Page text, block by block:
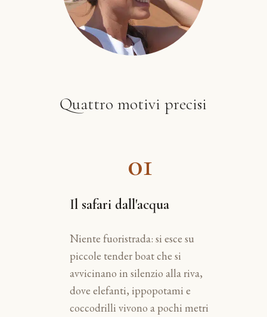
Quattro motivi precisi
01
Il safari dall'acqua
Niente fuoristrada: si esce su
piccole tender boat che si
avvicinano in silenzio alla riva,
dove elefanti, ippopotami e
coccodrilli vivono a pochi metri